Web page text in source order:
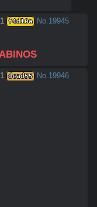
f4d10a No. 19945
dcad55 No. 19946